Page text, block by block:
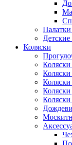
Коляски
Коляски
Коляски
Коляски